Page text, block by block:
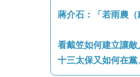
蔣介石：「若雨農（
看戴笠如何建立讓
十三太保又如何在